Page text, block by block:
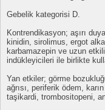
Gebelik kategorisi D.
Kontrendikasyon; aşırı
kinidin, sirolimus, ergot
karbamazepin ve uzun
indükleyicileri ile birlikte
Yan etkiler; görme
ağrısı, periferik ödem,
taşikardi, trombositopeni,